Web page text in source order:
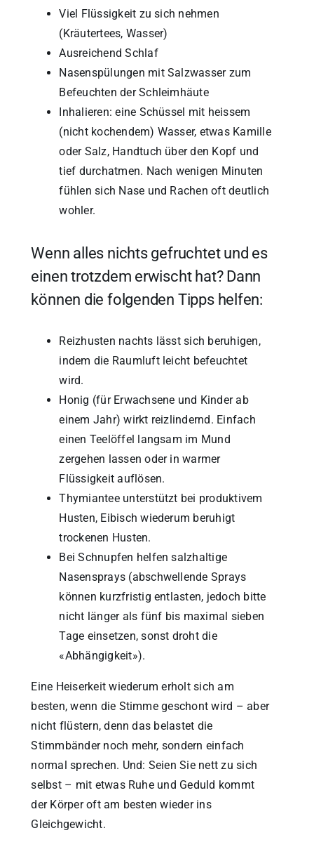
Viel Flüssigkeit zu sich nehmen
(Kräutertees, Wasser)
Ausreichend Schlaf
Nasenspülungen mit Salzwasser zum
Befeuchten der Schleimhäute
Inhalieren: eine Schüssel mit heissem
(nicht kochendem) Wasser, etwas Kamille
oder Salz, Handtuch über den Kopf und
tief durchatmen. Nach wenigen Minuten
fühlen sich Nase und Rachen oft deutlich
wohler.
Wenn alles nichts gefruchtet und es
einen trotzdem erwischt hat? Dann
können die folgenden Tipps helfen:
Reizhusten nachts lässt sich beruhigen,
indem die Raumluft leicht befeuchtet
wird.
Honig (für Erwachsene und Kinder ab
einem Jahr) wirkt reizlindernd. Einfach
einen Teelöffel langsam im Mund
zergehen lassen oder in warmer
Flüssigkeit auflösen.
Thymiantee unterstützt bei produktivem
Husten, Eibisch wiederum beruhigt
trockenen Husten.
Bei Schnupfen helfen salzhaltige
Nasensprays (abschwellende Sprays
können kurzfristig entlasten, jedoch bitte
nicht länger als fünf bis maximal sieben
Tage einsetzen, sonst droht die
«Abhängigkeit»).
Eine Heiserkeit wiederum erholt sich am
besten, wenn die Stimme geschont wird – aber
nicht flüstern, denn das belastet die
Stimmbänder noch mehr, sondern einfach
normal sprechen. Und: Seien Sie nett zu sich
selbst – mit etwas Ruhe und Geduld kommt
der Körper oft am besten wieder ins
Gleichgewicht.